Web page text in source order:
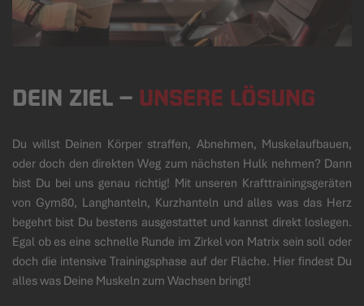
DEIN ZIEL – UNSERE LÖSUNG
Du willst Deinen Körper straffen, Abnehmen, Muskelaufbauen,
oder doch den direkten Weg zum nächsten Hulk nehmen? Dann
bist Du bei uns genau richtig! Mit unseren Krafttrainingsgeräten
von Gym80, Langhanteln, Kurzhanteln und alles was das Herz
begehrt bist Du bestens ausgestattet und kannst direkt loslegen.
Egal ob es eine schnelle Runde im Zirkel von Matrix sein soll oder
doch die intensive Trainingsphase auf der Fläche. Hier findest Du
alles was Deine Muskeln zum Wachsen bringt!